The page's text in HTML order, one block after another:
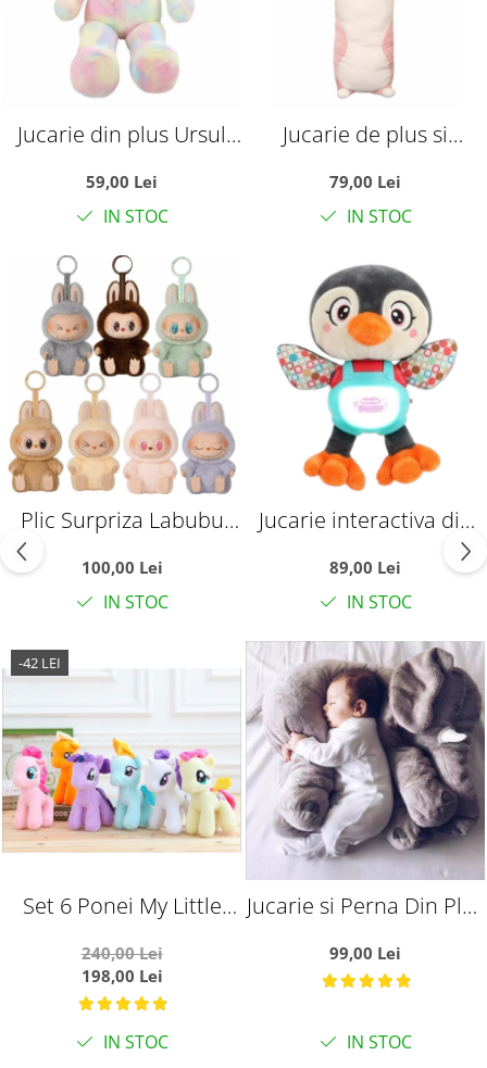
Jucarie din plus Ursul
59,00 Lei
IN STOC
Jucarie de plus si
70 cm
79,00 Lei
IN STOC
Plic Surpriza Labubu
Misterybox – Have a
Seat The Monsters,
Seria 2
100,00 Lei
IN STOC
Jucarie interactiva din
respiratie, lumini si
sunete, 6 luni+
89,00 Lei
IN STOC
-42 LEI
Set 6 Ponei My Little
240,00 Lei
198,00 Lei
IN STOC
Jucarie si Perna Din Plus
99,00 Lei
IN STOC